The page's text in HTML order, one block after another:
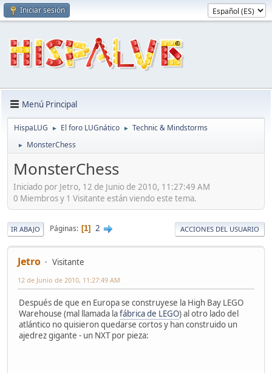
Iniciar sesión
Menú Principal
HispaLUG ► El foro LUGnático ► Technic & Mindstorms
► MonsterChess
MonsterChess
Iniciado por Jetro, 12 de Junio de 2010, 11:27:49 AM
0 Miembros y 1 Visitante están viendo este tema.
IR ABAJO Páginas 1 2 ACCIONES DEL USUARIO
Jetro Visitante
12 de Junio de 2010, 11:27:49 AM
Después de que en Europa se construyese la High Bay LEGO
Warehouse (mal llamada lafábrica de LEGO) al otro lado del
atlántico no quisieron quedarse cortos y han construido un
ajedrez gigante - un NXT por pieza: